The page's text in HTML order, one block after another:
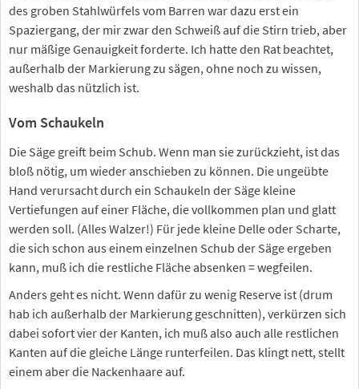
des groben Stahlwürfels vom Barren war dazu erst ein
Spaziergang, der mir zwar den Schweiß auf die Stirn trieb, aber
nur mäßige Genauigkeit forderte. Ich hatte den Rat beachtet,
außerhalb der Markierung zu sägen, ohne noch zu wissen,
weshalb das nützlich ist.
Vom Schaukeln
Die Säge greift beim Schub. Wenn man sie zurückzieht, ist das
bloß nötig, um wieder anschieben zu können. Die ungeübte
Hand verursacht durch ein Schaukeln der Säge kleine
Vertiefungen auf einer Fläche, die vollkommen plan und glatt
werden soll. (Alles Walzer!) Für jede kleine Delle oder Scharte,
die sich schon aus einem einzelnen Schub der Säge ergeben
kann, muß ich die restliche Fläche absenken = wegfeilen.
Anders geht es nicht. Wenn dafür zu wenig Reserve ist (drum
hab ich außerhalb der Markierung geschnitten), verkürzen sich
dabei sofort vier der Kanten, ich muß also auch alle restlichen
Kanten auf die gleiche Länge runterfeilen. Das klingt nett, stellt
einem aber die Nackenhaare auf.